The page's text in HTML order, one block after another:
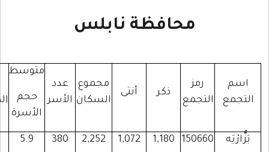
نابلس
أنثى
مجموع
السكان
الأسر
حجم
عدد
المنشآت
عدد
المباني
المساكن
1,072
2,252
380
5.9
84
442
413